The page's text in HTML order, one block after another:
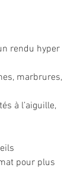
rendu hyper
marbrures,
à l’aiguille,
pour plus